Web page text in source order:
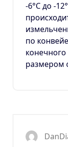
-6°С до -
по
размером